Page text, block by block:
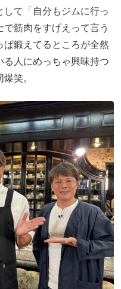
て「自分もジムに行っ
筋肉をすげえって言う
ぱ鍛えてるところが全然
人にめっちゃ興味持つ
笑。